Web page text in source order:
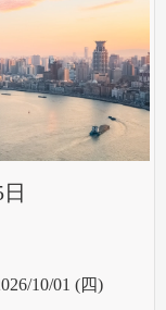
10/01 (四)